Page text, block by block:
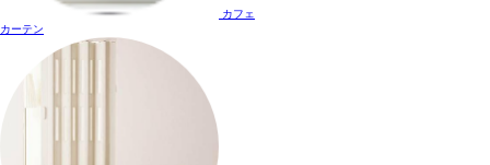
カフェ
カーテン